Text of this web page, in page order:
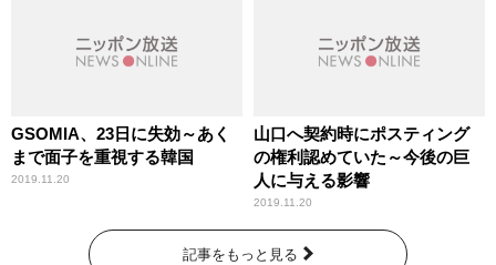
GSOMIA、23日に失効～あく
まで面子を重視する韓国
2019.11.20
山口へ契約時にポスティング
の権利認めていた～今後の巨
人に与える影響
2019.11.20
記事をもっと見る